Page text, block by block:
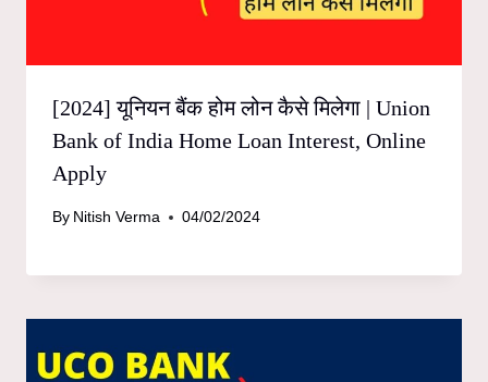
[2024] यूनियन बैंक होम लोन कैसे मिलेगा | Union
Bank of India Home Loan Interest, Online
Apply
By Nitish Verma 04/02/2024